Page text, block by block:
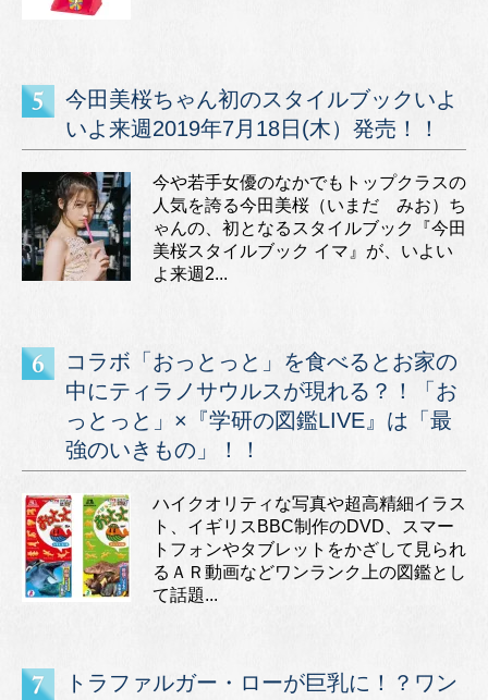
今田美桜ちゃん初のスタイルブックいよ
いよ来週2019年7月18日(木）発売！！
今や若手女優のなかでもトップクラスの
人気を誇る今田美桜（いまだ みお）ち
ゃんの、初となるスタイルブック『今田
美桜スタイルブック イマ』が、いよい
よ来週2...
コラボ「おっとっと」を食べるとお家の
中にティラノサウルスが現れる？！「お
っとっと」×『学研の図鑑LIVE』は「最
強のいきもの」！！
ハイクオリティな写真や超高精細イラス
ト、イギリスBBC制作のDVD、スマー
トフォンやタブレットをかざして見られ
るＡＲ動画などワンランク上の図鑑とし
て話題...
トラファルガー・ローが巨乳に！？ワン